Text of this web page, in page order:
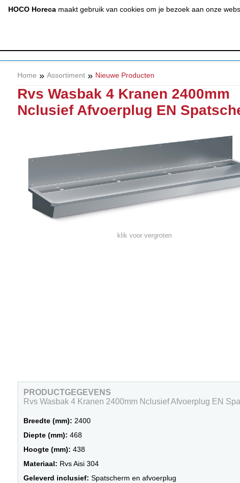
HOCO Horecamaakt gebruik van cookies om je bezoek aan onze
(020) 497 6325 info@hocohoreca.nl
Home » Assortiment » Nieuwe Producten
Rvs Wasbak 4 Kranen 2400mm
Nclusief Afvoerplug EN
klik voor vergroten
PRODUCTGEGEVENS
Rvs Wasbak 4 Kranen 2400mm Nclusief Afvoerplug EN
Breedte (mm): 2400
Diepte (mm): 468
Hoogte (mm): 438
Materiaal: Rvs Aisi 304
Geleverd inclusief: Spatscherm en afvoerplug